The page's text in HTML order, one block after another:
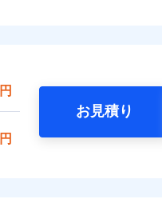
円
円
お見積り